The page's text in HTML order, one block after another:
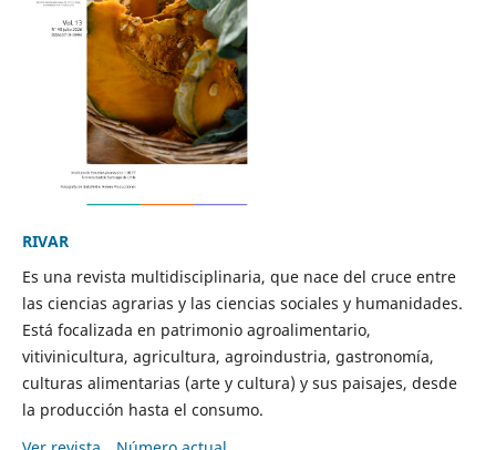
RIVAR
Es una revista multidisciplinaria, que nace del cruce entre
las ciencias agrarias y las ciencias sociales y humanidades.
Está focalizada en patrimonio agroalimentario,
vitivinicultura, agricultura, agroindustria, gastronomía,
culturas alimentarias (arte y cultura) y sus paisajes, desde
la producción hasta el consumo.